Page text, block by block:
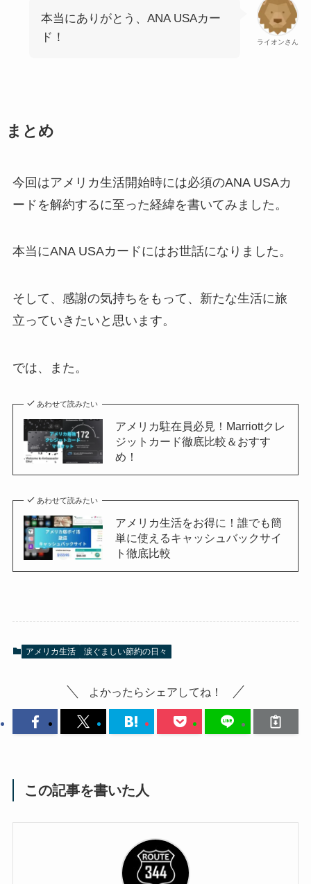
ライオンさん
本当にありがとう、ANA USAカー
ド！
まとめ
今回はアメリカ生活開始時には必須のANA USAカ
ードを解約するに至った経緯を書いてみました。
本当にANA USAカードにはお世話になりました。
そして、感謝の気持ちをもって、新たな生活に旅
立っていきたいと思います。
では、また。
あわせて読みたい
アメリカ駐在員必見！Marriottクレ
ジットカード徹底比較＆おすす
め！
あわせて読みたい
アメリカ生活をお得に！誰でも簡
単に使えるキャッシュバックサイ
ト徹底比較
アメリカ生活 涙ぐましい節約の日々
よかったらシェアしてね！
この記事を書いた人